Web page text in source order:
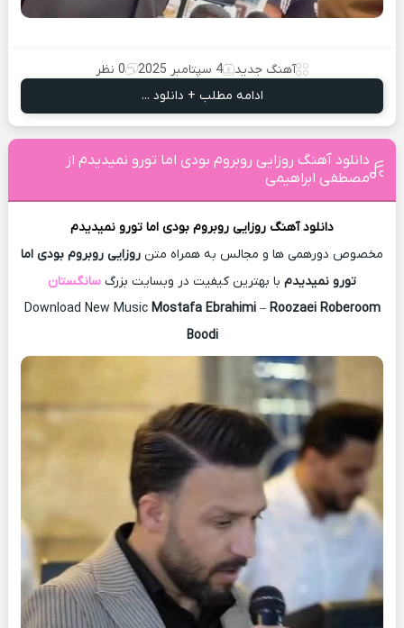
آهنگ جدید 4 سپتامبر 2025
0 نظر
ادامه مطلب + دانلود ...
دانلود آهنگ روزایی روبروم بودی اما تورو نمیدیدم از
مصطفی ابراهیمی
دانلود آهنگ روزایی روبروم بودی اما تورو نمیدیدم
مخصوص دورهمی ها و مجالس به همراه متن روزایی روبروم بودی اما
تورو نمیدیدم با بهترین کیفیت در وبسایت بزرگ سانگستان
Download New Music Mostafa Ebrahimi– Roozaei Roberoom
Boodi